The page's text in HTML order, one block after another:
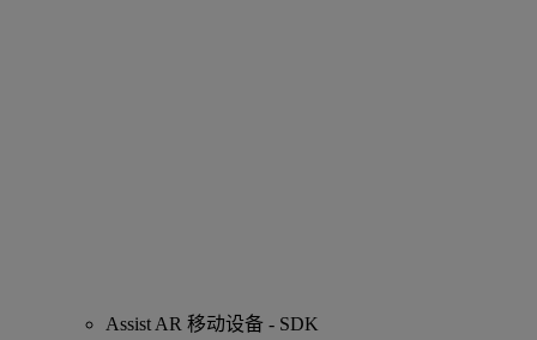
Assist AR 移动设备 - SDK